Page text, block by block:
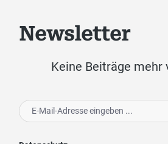
Newsletter
Keine Beiträge mehr